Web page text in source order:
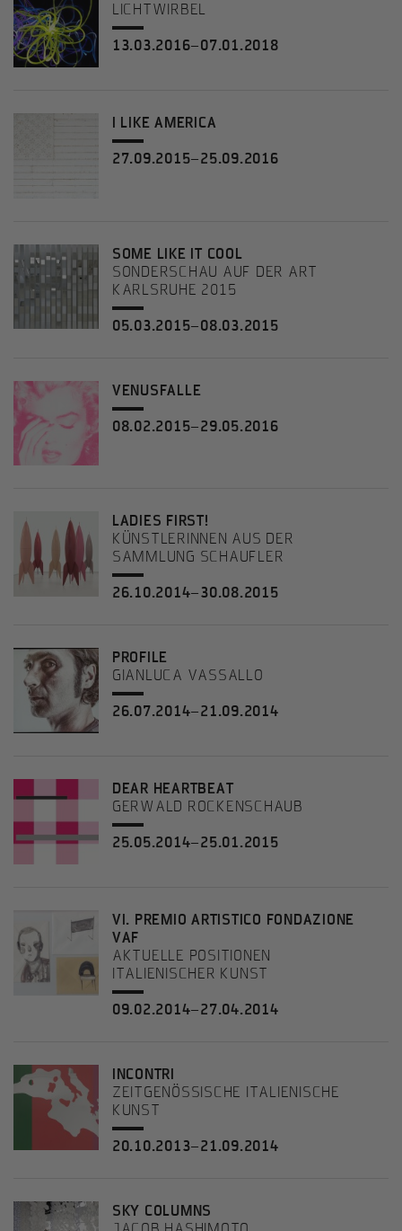
LICHTWIRBEL
13.03.2016–07.01.2018
I LIKE AMERICA
27.09.2015–25.09.2016
SOME LIKE IT COOL
SONDERSCHAU AUF DER ART
KARLSRUHE 2015
05.03.2015–08.03.2015
VENUSFALLE
08.02.2015–29.05.2016
LADIES FIRST!
KÜNSTLERINNEN AUS DER
SAMMLUNG SCHAUFLER
26.10.2014–30.08.2015
PROFILE
GIANLUCA VASSALLO
26.07.2014–21.09.2014
DEAR HEARTBEAT
GERWALD ROCKENSCHAUB
25.05.2014–25.01.2015
VI. PREMIO ARTISTICO FONDAZIONE
VAF
AKTUELLE POSITIONEN
ITALIENISCHER KUNST
09.02.2014–27.04.2014
INCONTRI
ZEITGENÖSSISCHE ITALIENISCHE
KUNST
20.10.2013–21.09.2014
SKY COLUMNS